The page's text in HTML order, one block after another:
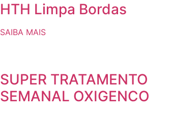
HTH Limpa Bordas
SAIBA MAIS
SUPER TRATAMENTO
SEMANAL OXIGENCO